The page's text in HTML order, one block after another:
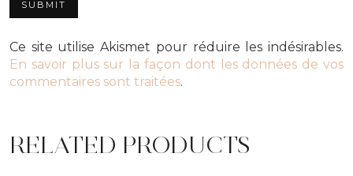
Ce site utilise Akismet pour réduire les indésirables.
En savoir plus sur la façon dont les données de vos
commentaires sont traitées.
RELATED PRODUCTS